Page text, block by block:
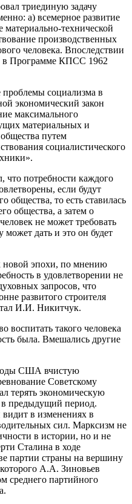
триединую задачу
а) всемерное развитие
материально-технической
производственных
человека. Впоследствии
в Программе КПСС 1962
социализма в
экономический закон
максимального
материальных и
путем
социалистического
что потребности каждого
если будут
общества, то есть ставилась
общества, а затем о
не может требовать
дать и это он будет
новой эпохи, по мнению
в удовлетворении не
запросов, что
развитого строителя
И.И. Никитчук.
такого человека
была. Вмешались другие
США вчистую
Советскому
терять экономическую
в предыдущий период.
в изменениях в
сил. Марксизм не
в истории, но и не
Сталина в ходе
партии страны на вершину
А.А. Зиновьев
среднего партийного